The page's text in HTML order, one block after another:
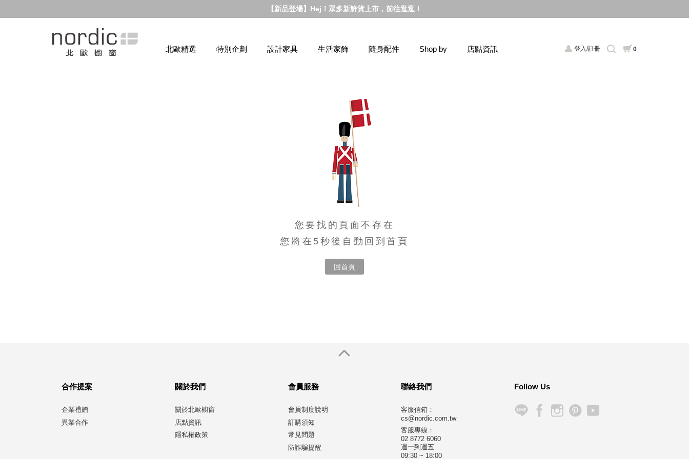
【新品登場】Hej！眾多新鮮貨上市，前往逛逛！
登入/註冊 0
北歐精選 特別企劃 設計家具 生活家飾 隨身配件 Shop by 店點資訊
您要找的頁面不存在
您將在5秒後自動回到首頁
回首頁
合作提案
企業禮贈
異業合作
關於我們
關於北歐櫥窗
店點資訊
隱私權政策
會員服務
會員制度說明
訂購須知
常見問題
防詐騙提醒
聯絡我們
客服信箱：
cs@nordic.com.tw
客服專線：
02 8772 6060
週一到週五
09:30 ~ 18:00
Follow Us